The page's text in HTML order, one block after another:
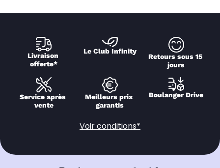
Livraison
offerte*
Le Club Infinity
Retours sous 15
jours
Service après
vente
Meilleurs prix
garantis
Boulanger Drive
Voir conditions*